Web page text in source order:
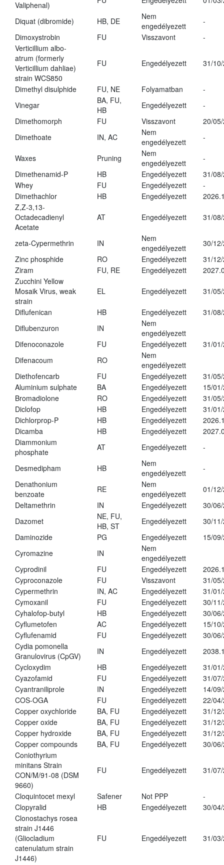
Valiphenal)
Diquat (dibromide) HB, DE
Nem
engedélyezett
-
Dimoxystrobin
FU Visszavont
-
Verticillium albo-
atrum (formerly
Verticillium dahliae)
strain WCS850
FU Engedélyezett 31/
Dimethyl disulphide FU, NE Folyamatban
-
Vinegar
BA, FU,
HB
Engedélyezett
-
Dimethomorph
FU Visszavont
20/
Dimethoate
IN, AC
Nem
engedélyezett
-
Waxes Pruning
Nem
engedélyezett
-
Dimethenamid-P
HB Engedélyezett
31/
Whey
FU Engedélyezett
-
Dimethachlor
HB Engedélyezett
Z,Z-3,13-
Octadecadienyl
Acetate
AT Engedélyezett 31/
zeta-Cypermethrin IN
Nem
engedélyezett
30/
Zinc phosphide
RO Engedélyezett
31/
Ziram
FU, RE Engedélyezett
Zucchini Yellow
Mosaik Virus, weak
strain
EL Engedélyezett 31/
Diflufenican HB Engedélyezett
31/
Diflubenzuron
IN
Nem
engedélyezett
Difenoconazole
FU Engedélyezett
31/
Difenacoum
RO
Nem
engedélyezett
Diethofencarb
FU Engedélyezett
31/
Aluminium sulphate
BA Engedélyezett
15/
Bromadiolone
RO Engedélyezett
31/
Diclofop
HB Engedélyezett
31/
Dichlorprop-P
HB Engedélyezett
Dicamba
HB Engedélyezett
Diammonium
phosphate
AT Engedélyezett -
Desmedipham HB
Nem
engedélyezett
-
Denathonium
benzoate
RE
Nem
engedélyezett
01/
Deltamethrin
IN Engedélyezett
30/
Dazomet
NE, FU,
HB, ST
Engedélyezett
30/
Daminozide
PG Engedélyezett
15/
Cyromazine
IN
Nem
engedélyezett
Cyprodinil
FU Engedélyezett
Cyproconazole
FU Visszavont
31/
Cypermethrin
IN, AC Engedélyezett
31/
Cymoxanil
FU Engedélyezett
30/
Cyhalofop-butyl
HB Engedélyezett
30/
Cyflumetofen
AC Engedélyezett
15/
Cyflufenamid
FU Engedélyezett
30/
Cydia pomonella
Granulovirus (CpGV)
IN Engedélyezett
Cycloxydim
HB Engedélyezett
31/
Cyazofamid
FU Engedélyezett
31/
Cyantraniliprole
IN Engedélyezett
14/
COS-OGA
FU Engedélyezett
22/
Copper oxychloride
BA, FU Engedélyezett
31/
Copper oxide
BA, FU Engedélyezett
31/
Copper hydroxide
BA, FU Engedélyezett
31/
Copper compounds
BA, FU Engedélyezett
30/
Coniothyrium
minitans Strain
CON/M/91-08 (DSM
9660)
FU Engedélyezett 31/
Cloquintocet mexyl Safener Not PPP
-
Clopyralid
HB Engedélyezett
30/
Clonostachys rosea
strain J1446
(Gliocladium
catenulatum strain
J1446)
FU Engedélyezett 31/